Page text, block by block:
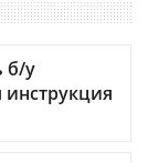
б/у